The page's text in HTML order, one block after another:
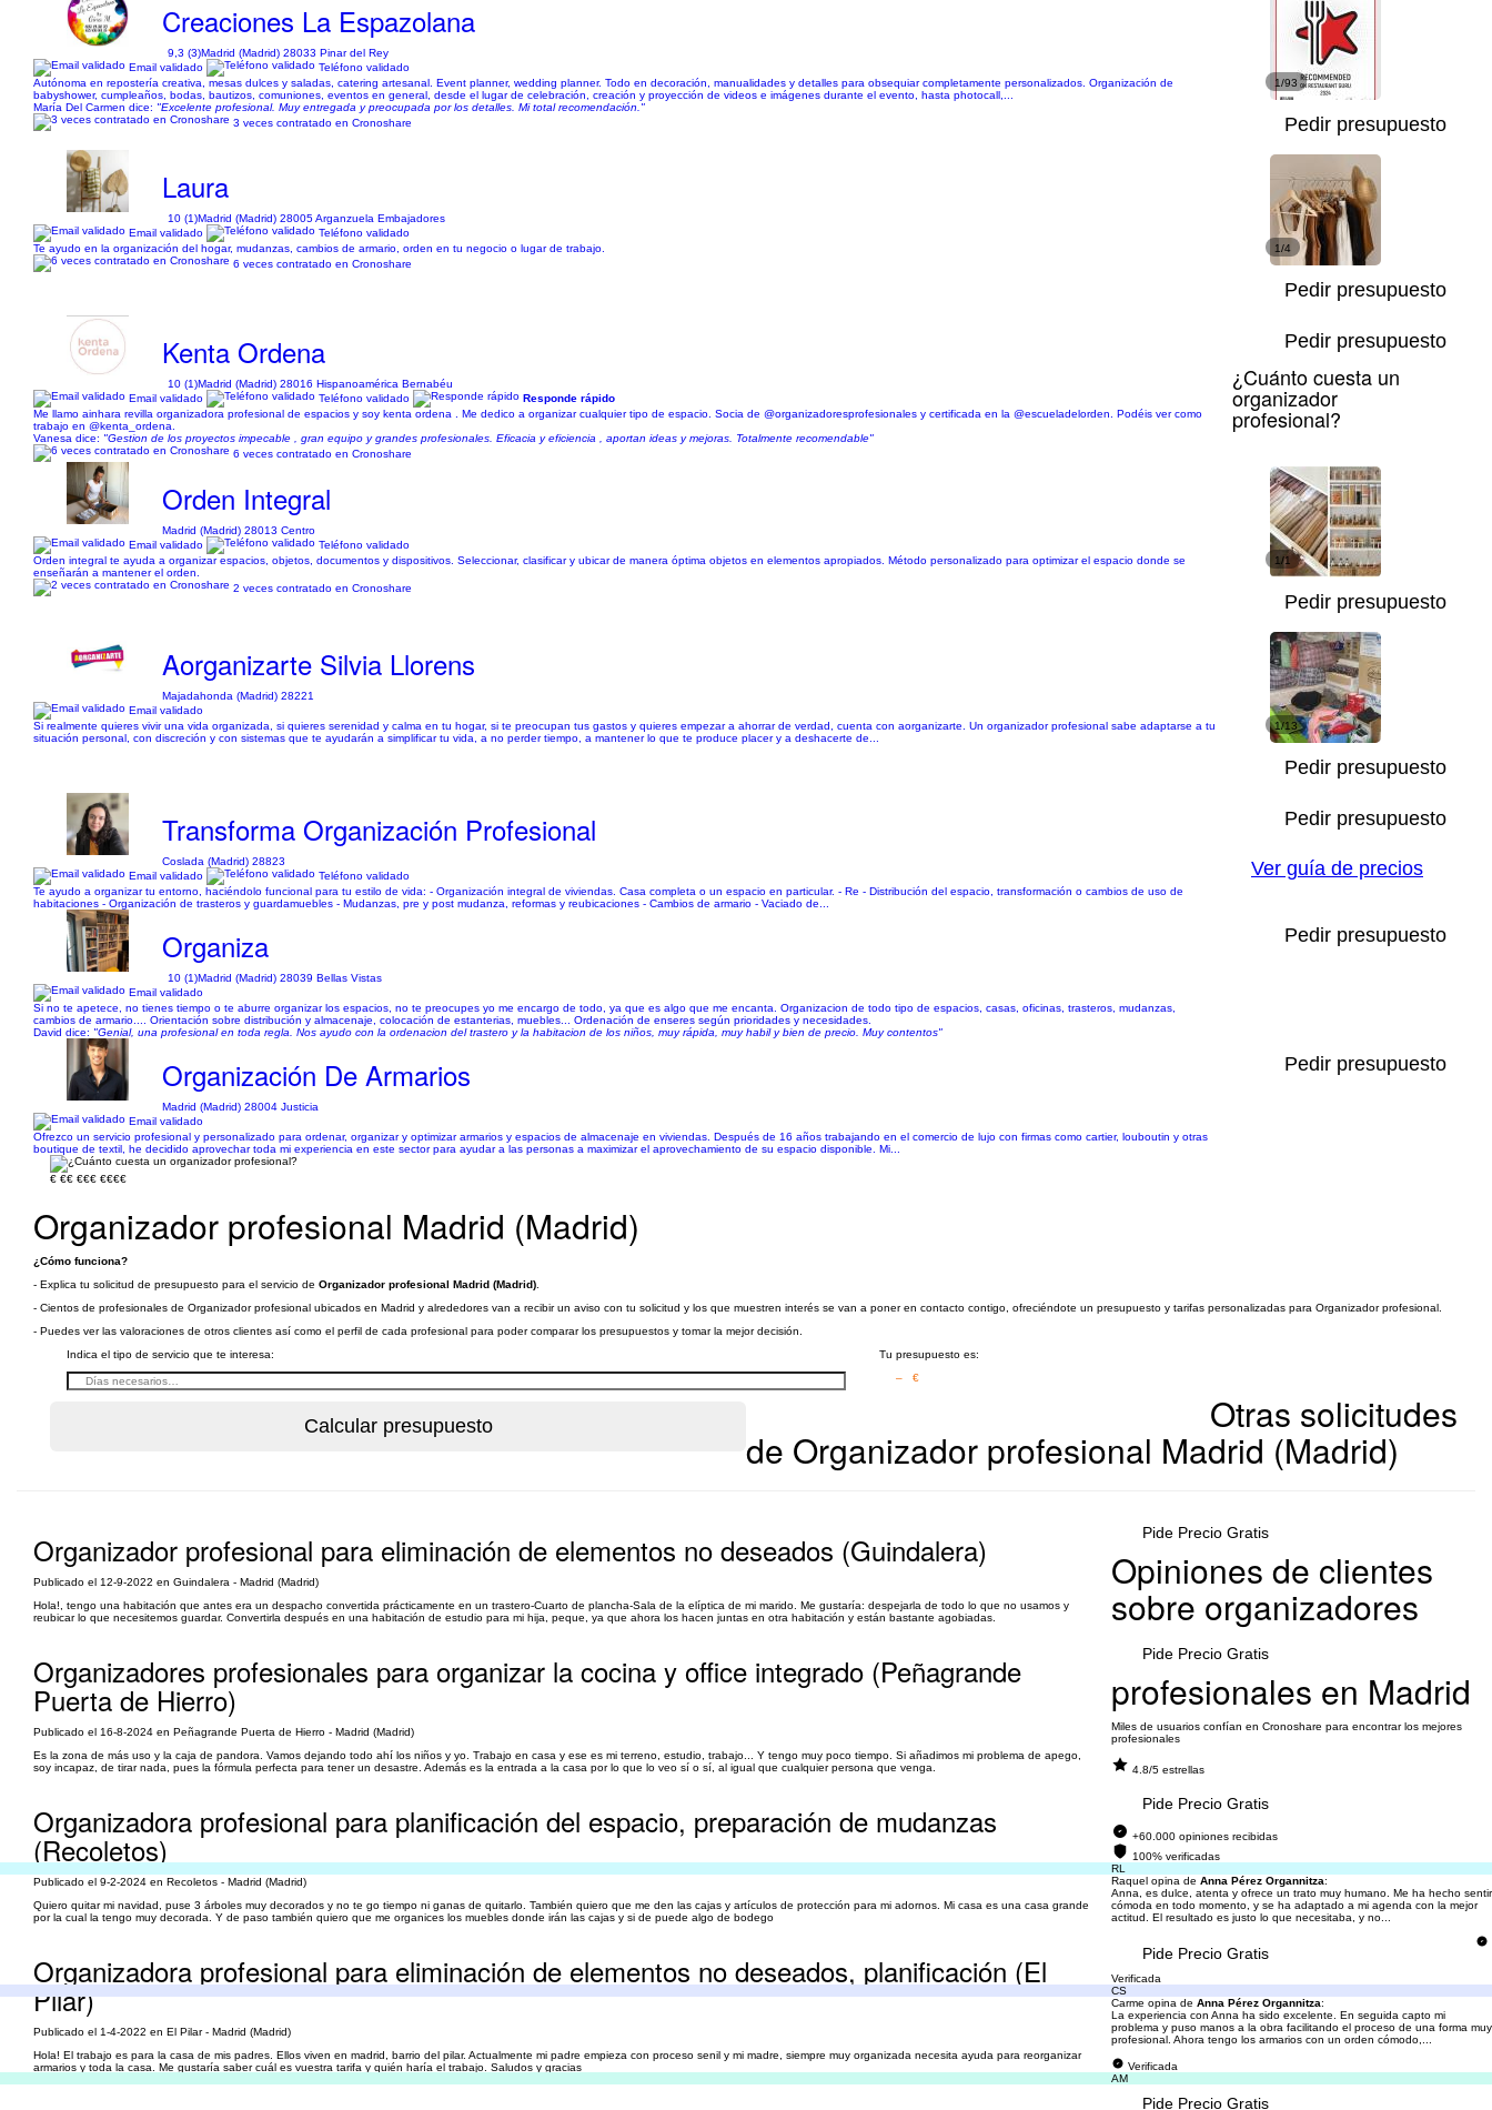
Creaciones La Espazolana
9,3 (3)Madrid (Madrid) 28033 Pinar del Rey
Email validado
Teléfono validado
Autónoma en repostería creativa, mesas dulces y saladas, catering artesanal. Event planner, wedding planner. Todo en decoración, manualidades y detalles para obsequiar completamente personalizados. Organización de
babyshower, cumpleaños, bodas, bautizos, comuniones, eventos en general, desde el lugar de celebración, creación y proyección de videos e imágenes durante el evento, hasta photocall,...
María Del Carmen dice: "Excelente profesional. Muy entregada y preocupada por los detalles. Mi total recomendación."
3 veces contratado en Cronoshare
1/93
Pedir presupuesto
Laura
10 (1)Madrid (Madrid) 28005 Arganzuela Embajadores
Email validado
Teléfono validado
Te ayudo en la organización del hogar, mudanzas, cambios de armario, orden en tu negocio o lugar de trabajo.
6 veces contratado en Cronoshare
1/4
Pedir presupuesto
Kenta Ordena
10 (1)Madrid (Madrid) 28016 Hispanoamérica Bernabéu
Email validado
Teléfono validado
Responde rápido
Me llamo ainhara revilla organizadora profesional de espacios y soy kenta ordena . Me dedico a organizar cualquier tipo de espacio. Socia de @organizadoresprofesionales y certificada en la @escueladelorden. Podéis ver como
trabajo en @kenta_ordena.
Vanesa dice: "Gestion de los proyectos impecable , gran equipo y grandes profesionales. Eficacia y eficiencia , aportan ideas y mejoras. Totalmente recomendable"
6 veces contratado en Cronoshare
Pedir presupuesto
Orden Integral
Madrid (Madrid) 28013 Centro
Email validado
Teléfono validado
Orden integral te ayuda a organizar espacios, objetos, documentos y dispositivos. Seleccionar, clasificar y ubicar de manera óptima objetos en elementos apropiados. Método personalizado para optimizar el espacio donde se
enseñarán a mantener el orden.
2 veces contratado en Cronoshare
1/1
Pedir presupuesto
Aorganizarte Silvia Llorens
Majadahonda (Madrid) 28221
Email validado
Si realmente quieres vivir una vida organizada, si quieres serenidad y calma en tu hogar, si te preocupan tus gastos y quieres empezar a ahorrar de verdad, cuenta con aorganizarte. Un organizador profesional sabe adaptarse a tu
situación personal, con discreción y con sistemas que te ayudarán a simplificar tu vida, a no perder tiempo, a mantener lo que te produce placer y a deshacerte de...
1/13
Pedir presupuesto
Transforma Organización Profesional
Coslada (Madrid) 28823
Email validado
Teléfono validado
Te ayudo a organizar tu entorno, haciéndolo funcional para tu estilo de vida: - Organización integral de viviendas. Casa completa o un espacio en particular. - Re - Distribución del espacio, transformación o cambios de uso de
habitaciones - Organización de trasteros y guardamuebles - Mudanzas, pre y post mudanza, reformas y reubicaciones - Cambios de armario - Vaciado de...
Pedir presupuesto
Organiza
10 (1)Madrid (Madrid) 28039 Bellas Vistas
Email validado
Si no te apetece, no tienes tiempo o te aburre organizar los espacios, no te preocupes yo me encargo de todo, ya que es algo que me encanta. Organizacion de todo tipo de espacios, casas, oficinas, trasteros, mudanzas,
cambios de armario.... Orientación sobre distribución y almacenaje, colocación de estanterias, muebles... Ordenación de enseres según prioridades y necesidades.
David dice: "Genial, una profesional en toda regla. Nos ayudo con la ordenacion del trastero y la habitacion de los niños, muy rápida, muy habil y bien de precio. Muy contentos"
Pedir presupuesto
Organización De Armarios
Madrid (Madrid) 28004 Justicia
Email validado
Ofrezco un servicio profesional y personalizado para ordenar, organizar y optimizar armarios y espacios de almacenaje en viviendas. Después de 16 años trabajando en el comercio de lujo con firmas como cartier, louboutin y otras
boutique de textil, he decidido aprovechar toda mi experiencia en este sector para ayudar a las personas a maximizar el aprovechamiento de su espacio disponible. Mi...
Pedir presupuesto
¿Cuánto cuesta un
organizador
profesional?
Ver guía de precios
€ €€ €€€ €€€€
Organizador profesional Madrid (Madrid)
¿Cómo funciona?
- Explica tu solicitud de presupuesto para el servicio de Organizador profesional Madrid (Madrid)
- Cientos de profesionales de Organizador profesional ubicados en Madrid y alrededores van a recibir un aviso con tu solicitud y los que muestren interés se van a poner en contacto contigo, ofreciéndote un presupuesto y tarifas personalizadas para Organizador profesional.
- Puedes ver las valoraciones de otros clientes así como el perfil de cada profesional para poder comparar los presupuestos y tomar la mejor decisión.
Indica el tipo de servicio que te interesa:
Tu presupuesto es:
– €
Otras solicitudes
de Organizador profesional Madrid (Madrid)
Organizador profesional para eliminación de elementos no deseados (Guindalera)
Publicado el 12-9-2022 en Guindalera - Madrid (Madrid)
Hola!, tengo una habitación que antes era un despacho convertida prácticamente en un trastero-Cuarto de plancha-Sala de la elíptica de mi marido. Me gustaría: despejarla de todo lo que no usamos y
reubicar lo que necesitemos guardar. Convertirla después en una habitación de estudio para mi hija, peque, ya que ahora los hacen juntas en otra habitación y están bastante agobiadas.
Pide Precio Gratis
Organizadores profesionales para organizar la cocina y office integrado (Peñagrande
Puerta de Hierro)
Publicado el 16-8-2024 en Peñagrande Puerta de Hierro - Madrid (Madrid)
Es la zona de más uso y la caja de pandora. Vamos dejando todo ahí los niños y yo. Trabajo en casa y ese es mi terreno, estudio, trabajo... Y tengo muy poco tiempo. Si añadimos mi problema de apego,
soy incapaz, de tirar nada, pues la fórmula perfecta para tener un desastre. Además es la entrada a la casa por lo que lo veo sí o sí, al igual que cualquier persona que venga.
Pide Precio Gratis
Organizadora profesional para planificación del espacio, preparación de mudanzas
(Recoletos)
Publicado el 9-2-2024 en Recoletos - Madrid (Madrid)
Quiero quitar mi navidad, puse 3 árboles muy decorados y no te go tiempo ni ganas de quitarlo. También quiero que me den las cajas y artículos de protección para mi adornos. Mi casa es una casa grande
por la cual la tengo muy decorada. Y de paso también quiero que me organices los muebles donde irán las cajas y si de puede algo de bodego
Pide Precio Gratis
Organizadora profesional para eliminación de elementos no deseados, planificación (El
Pilar)
Publicado el 1-4-2022 en El Pilar - Madrid (Madrid)
Hola! El trabajo es para la casa de mis padres. Ellos viven en madrid, barrio del pilar. Actualmente mi padre empieza con proceso senil y mi madre, siempre muy organizada necesita ayuda para reorganizar
armarios y toda la casa. Me gustaría saber cuál es vuestra tarifa y quién haría el trabajo. Saludos y gracias
Pide Precio Gratis
Pide Precio Gratis
Opiniones de clientes
sobre organizadores
profesionales en Madrid
Miles de usuarios confían en Cronoshare para encontrar los mejores
profesionales
4.8/5 estrellas
+60.000 opiniones recibidas
100% verificadas
RL
Raquel opina de Anna Pérez Organnitza:
Anna, es dulce, atenta y ofrece un trato muy humano. Me ha hecho sentir
cómoda en todo momento, y se ha adaptado a mi agenda con la mejor
actitud. El resultado es justo lo que necesitaba, y no...
Verificada
CS
Carme opina de Anna Pérez Organnitza:
La experiencia con Anna ha sido excelente. En seguida capto mi
problema y puso manos a la obra facilitando el proceso de una forma muy
profesional. Ahora tengo los armarios con un orden cómodo,...
Verificada
AM